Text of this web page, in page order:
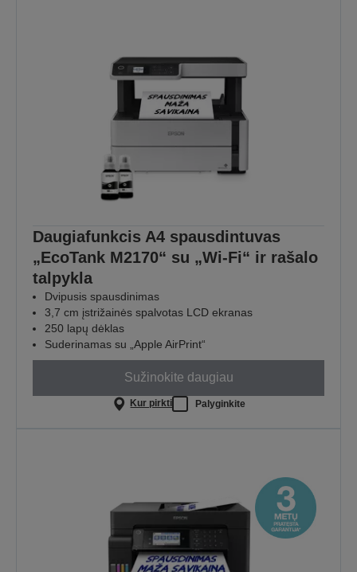
Daugiafunkcis A4 spausdintuvas
„EcoTank M2170“ su „Wi-Fi“ ir rašalo
talpykla
Dvipusis spausdinimas
3,7 cm įstrižainės spalvotas LCD ekranas
250 lapų dėklas
Suderinamas su „Apple AirPrint“
Sužinokite daugiau
Kur pirkti Palyginkite